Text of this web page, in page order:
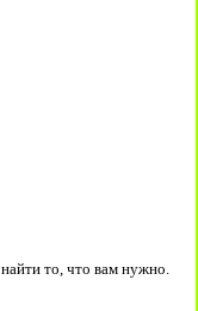
то, что вам нужно.